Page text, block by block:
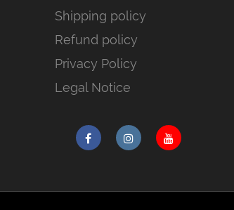
Shipping policy
Refund policy
Privacy Policy
Legal Notice